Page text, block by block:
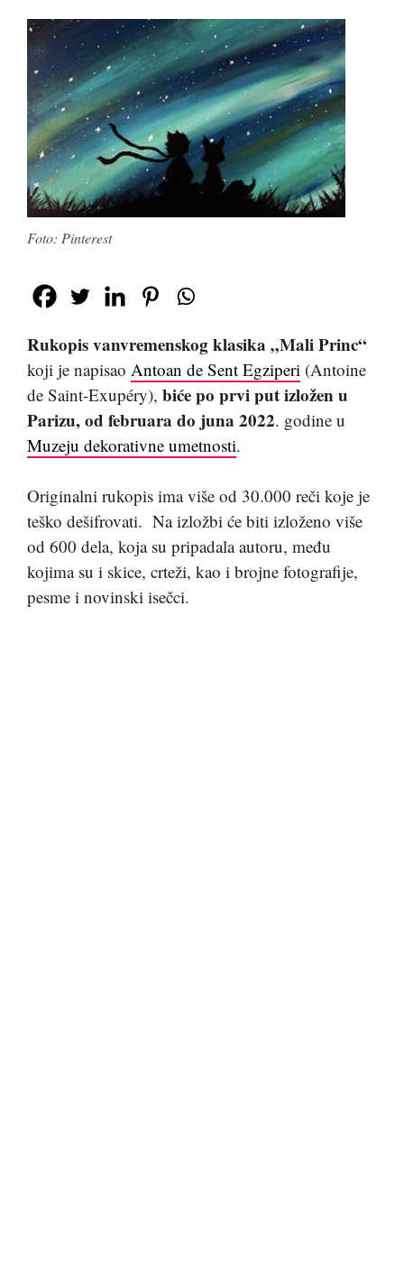
Foto: Pinterest
Rukopis vanvremenskog klasika „Mali Princ“
koji je napisao Antoan de Sent Egziperi (Antoine
de Saint-Exupéry), biće po prvi put izložen u
Parizu, od februara do juna 2022. godine u
Muzeju dekorativne umetnosti.
Originalni rukopis ima više od 30.000 reči koje je
teško dešifrovati. Na izložbi će biti izloženo više
od 600 dela, koja su pripadala autoru, među
kojima su i skice, crteži, kao i brojne fotografije,
pesme i novinski isečci.